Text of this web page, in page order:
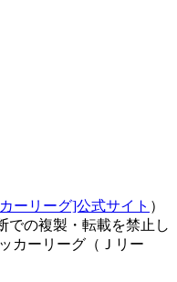
ーリーグ]公式サイト ）
での複製・転載を禁止し
カーリーグ（Ｊリー